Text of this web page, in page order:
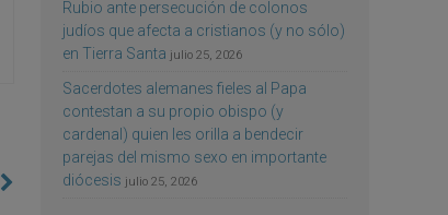
Rubio ante persecución de colonos
judíos que afecta a cristianos (y no sólo)
en Tierra Santa julio 25, 2026
Sacerdotes alemanes fieles al Papa
contestan a su propio obispo (y
cardenal) quien les orilla a bendecir
parejas del mismo sexo en importante
diócesis julio 25, 2026